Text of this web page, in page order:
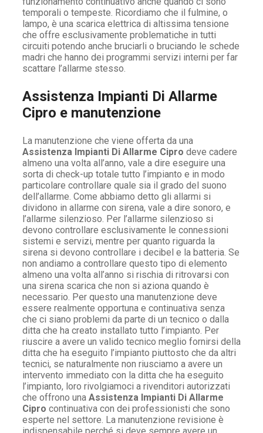
temporali o tempeste. Ricordiamo che il fulmine, o
lampo, è una scarica elettrica di altissima tensione
che offre esclusivamente problematiche in tutti
circuiti potendo anche bruciarli o bruciando le schede
madri che hanno dei programmi servizi interni per far
scattare l’allarme stesso.
Assistenza Impianti Di Allarme
Cipro e manutenzione
La manutenzione che viene offerta da una
Assistenza Impianti Di Allarme Cipro deve cadere
almeno una volta all’anno, vale a dire eseguire una
sorta di check-up totale tutto l’impianto e in modo
particolare controllare quale sia il grado del suono
dell’allarme. Come abbiamo detto gli allarmi si
dividono in allarme con sirena, vale a dire sonoro, e
l’allarme silenzioso. Per l’allarme silenzioso si
devono controllare esclusivamente le connessioni
sistemi e servizi, mentre per quanto riguarda la
sirena si devono controllare i decibel e la batteria. Se
non andiamo a controllare questo tipo di elemento
almeno una volta all’anno si rischia di ritrovarsi con
una sirena scarica che non si aziona quando è
necessario. Per questo una manutenzione deve
essere realmente opportuna e continuativa senza
che ci siano problemi da parte di un tecnico o dalla
ditta che ha creato installato tutto l’impianto. Per
riuscire a avere un valido tecnico meglio fornirsi della
ditta che ha eseguito l’impianto piuttosto che da altri
tecnici, se naturalmente non riusciamo a avere un
intervento immediato con la ditta che ha eseguito
l’impianto, loro rivolgiamoci a rivenditori autorizzati
che offrono una Assistenza Impianti Di Allarme
Cipro continuativa con dei professionisti che sono
esperte nel settore. La manutenzione revisione è